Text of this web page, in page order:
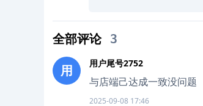
全部评论 3
用 用户尾号2752
与店端己达成一致没问题
2025-09-08 17:46